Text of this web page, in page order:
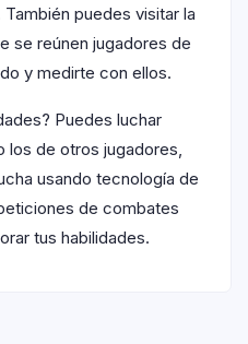
puedes visitar la
se reúnen jugadores de
y medirte con ellos.
Puedes luchar
los de otros jugadores,
usando tecnología de
de combates
tus habilidades.